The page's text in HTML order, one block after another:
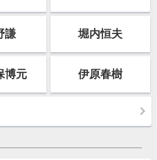
謙 堀内恒夫
博元 伊原春樹